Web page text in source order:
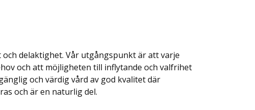
delaktighet. Vår utgångspunkt är att varje
och att möjligheten till inflytande och valfrihet
och värdig vård av god kvalitet där
och är en naturlig del.